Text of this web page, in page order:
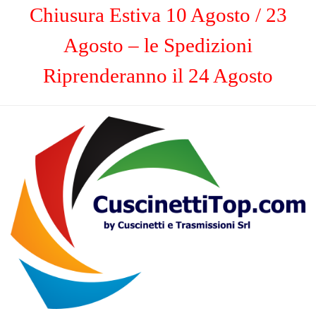
Chiusura Estiva 10 Agosto / 23
Agosto – le Spedizioni
Riprenderanno il 24 Agosto